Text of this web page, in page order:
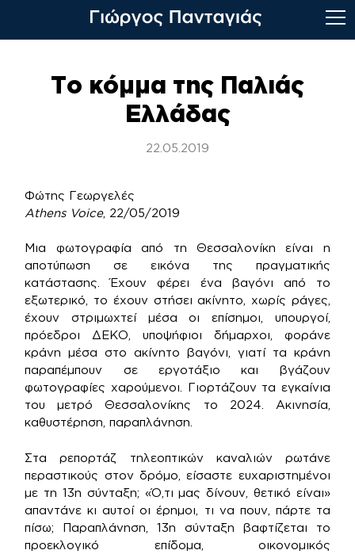
Το κόμμα της Παλιάς
Ελλάδας
22.05.2019
Φώτης Γεωργελές
Athens Voice, 22/05/2019
Μια φωτογραφία από τη Θεσσαλονίκη είναι η
αποτύπωση σε εικόνα της πραγματικής
κατάστασης. Έχουν φέρει ένα βαγόνι από το
εξωτερικό, το έχουν στήσει ακίνητο, χωρίς ράγες,
έχουν στριμωχτεί μέσα οι επίσημοι, υπουργοί,
πρόεδροι ΔΕΚΟ, υποψήφιοι δήμαρχοι, φοράνε
κράνη μέσα στο ακίνητο βαγόνι, γιατί τα κράνη
παραπέμπουν σε εργοτάξιο και βγάζουν
φωτογραφίες χαρούμενοι. Γιορτάζουν τα εγκαίνια
του μετρό Θεσσαλονίκης το 2024. Ακινησία,
καθυστέρηση, παραπλάνηση.
Στα ρεπορτάζ τηλεοπτικών καναλιών ρωτάνε
περαστικούς στον δρόμο, είσαστε ευχαριστημένοι
με τη 13η σύνταξη; «Ό,τι μας δίνουν, θετικό είναι»
απαντάνε κι αυτοί οι έρημοι, τι να πουν, πάρτε τα
πίσω; Παραπλάνηση, 13η σύνταξη βαφτίζεται το
προεκλογικό επίδομα, οικονομικός